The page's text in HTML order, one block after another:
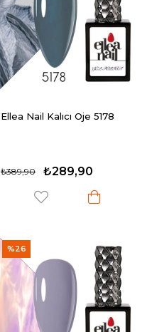
Ellea Nail Kalıcı Oje 5178
₺289,90
₺389,90
%26